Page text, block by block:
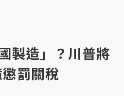
製造」？川普將
罰關稅